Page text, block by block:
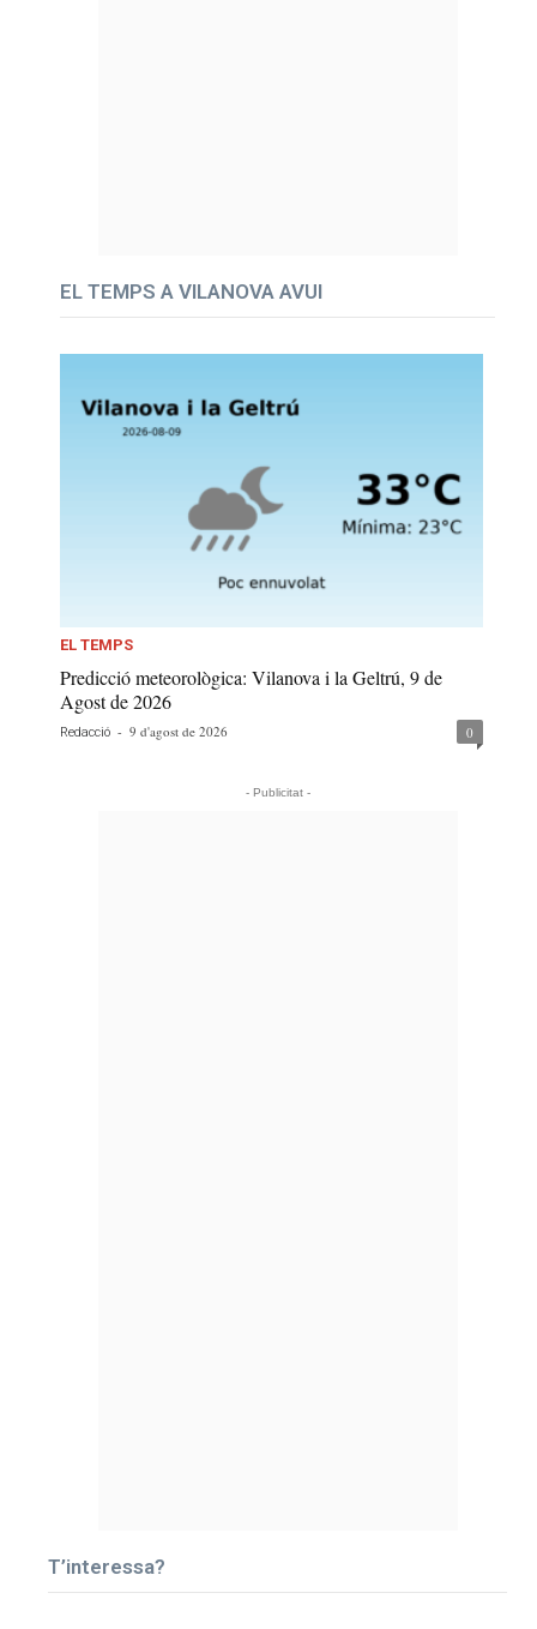
EL TEMPS A VILANOVA AVUI
EL TEMPS
Predicció meteorològica: Vilanova i la Geltrú, 9 de
Agost de 2026
Redacció - 9 d'agost de 2026 0
- Publicitat -
T’interessa?